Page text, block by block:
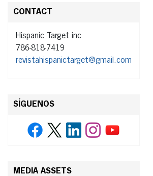
CONTACT
Hispanic Target inc
786-818-7419
revistahispanictarget@gmail.com
SÍGUENOS
MEDIA ASSETS